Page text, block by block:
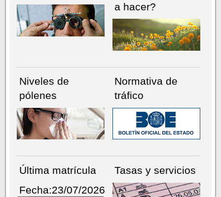
a hacer?
Niveles de
pólenes
Normativa de
tráfico
Última matrícula
Fecha:23/07/2026
Tasas y servicios